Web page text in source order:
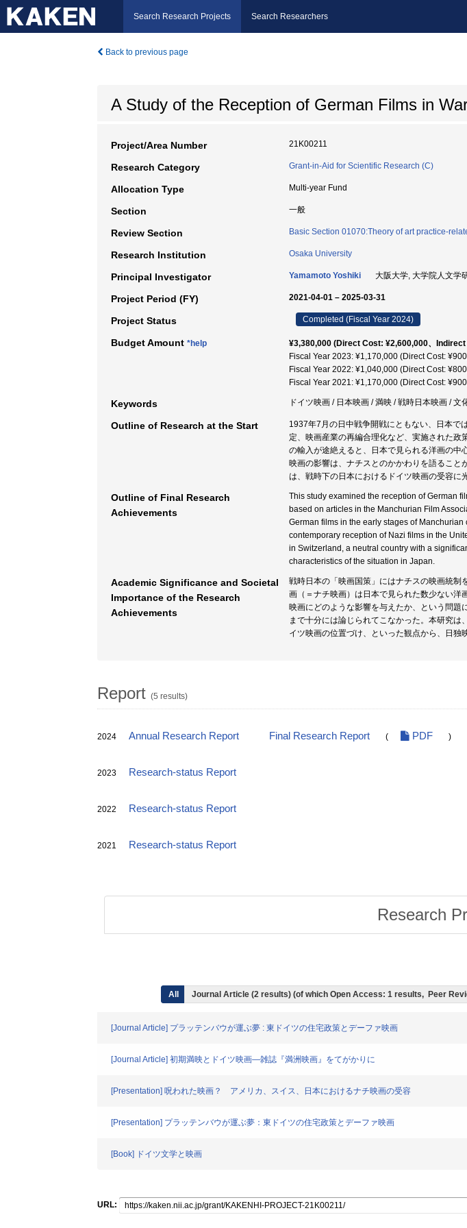
Search Research Projects Search Researchers
Back to previous page
A Study of the Reception of German Films in
Project/Area Number 21K00211
Research Category Grant-in-Aid for Scientific Research (C)
Allocation Type Multi-year Fund
Section 一般
Review Section Basic Section 01070:Theory of art practice-
Research Institution Osaka University
Principal Investigator Yamamoto Yoshiki 大阪大学, 大学院人文学
Project Period (FY) 2021-04-01 – 2025-03-31
Project Status Completed (Fiscal Year 2024)
Budget Amount *help
¥3,380,000 (Direct Cost: ¥2,600,000、
Fiscal Year 2023: ¥1,170,000 (Direct Cost:
Fiscal Year 2022: ¥1,040,000 (Direct Cost:
Fiscal Year 2021: ¥1,170,000 (Direct Cost:
Keywords ドイツ映画 / 日本映画 / 満映 / 戦時日本映画 /
Outline of Research at the Start
1937年7月の日中戦争開戦にともない、日本で
定、映画産業の再編合理化など、実施された
の輸入が途絶えると、日本で見られる洋画の中
映画の影響は、ナチスとのかかわりを語るこ
は、戦時下の日本におけるドイツ映画の受容に
Outline of Final Research
Achievements
This study examined the reception of German
based on articles in the Manchurian Film
German films in the early stages of
contemporary reception of Nazi films in the
in Switzerland, a neutral country with a
characteristics of the situation in Japan.
Academic Significance and Societal
Importance of the Research
Achievements
戦時日本の「映画国策」にはナチスの映画統
画（＝ナチ映画）は日本で見られた数少ない
映画にどのような影響を与えたか、という問
まで十分には論じられてこなかった。本研究
イツ映画の位置づけ、といった観点から、日独
Report (5 results)
2024 Annual Research Report Final Research Report ( PDF )
2023 Research-status Report
2022 Research-status Report
2021 Research-status Report
Research
All Journal Article (2 results) (of which Open Access: 1 results, Peer
[Journal Article] プラッテンバウが運ぶ夢 : 東ドイツの住宅政策とデーファ映画
[Journal Article] 初期満映とドイツ映画―雑誌『満洲映画』をてがかりに
[Presentation] 呪われた映画？ アメリカ、スイス、日本におけるナチ映画の受容
[Presentation] プラッテンバウが運ぶ夢：東ドイツの住宅政策とデーファ映画
[Book] ドイツ文学と映画
URL: